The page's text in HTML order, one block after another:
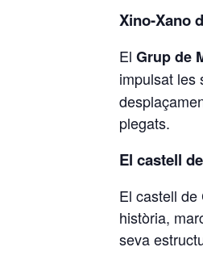
Xino-Xano
El Grup de
impulsat les
plegats.
El castell
El castell de
història,
seva